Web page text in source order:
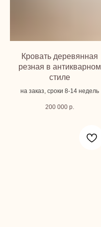
Кровать деревянная
резная в антикварном
стиле
на заказ, сроки 8-14 недель
200 000 р.